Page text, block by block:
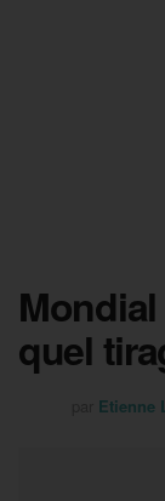
quel
Etienne